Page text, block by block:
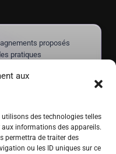
aux
utilisons des technologies telles
informations des appareils.
permettra de traiter des
ou les ID uniques sur ce
proposés
pratiques
aucun diagnostic et
prescrit par un